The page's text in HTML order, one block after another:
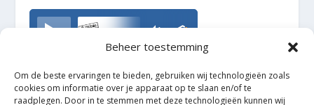
Beheer toestemming
Om de beste ervaringen te bieden, gebruiken wij technologieën zoals
cookies om informatie over je apparaat op te slaan en/of te
raadplegen. Door in te stemmen met deze technologieën kunnen wij
TrudoFM